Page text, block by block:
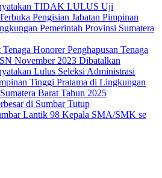
TIDAK LULUS Uji
Pengisian Jabatan Pimpinan
Pemerintah Provinsi Sumatera
Honorer Penghapusan Tenaga
November 2023 Dibatalkan
Lulus Seleksi Administrasi
Tinggi Pratama di Lingkungan
Barat Tahun 2025
di Sumbar Tutup
Lantik 98 Kepala SMA/SMK se